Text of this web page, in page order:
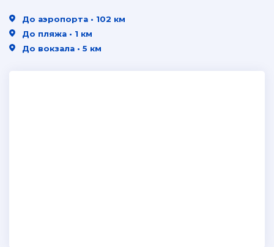
До аэропорта • 102 км
До пляжа • 1 км
До вокзала • 5 км